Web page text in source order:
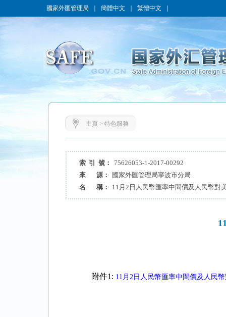
國家外匯管理局 簡體中文 繁體中文
主頁 > 特色服務
索 引 號：
75626053-1-2017-00292
來 源：
國家外匯管理局寧波市分局
名 稱：
11月2日人民幣匯率中間價及人民幣對
附件1: 11月2日人民幣匯率中間價及人民